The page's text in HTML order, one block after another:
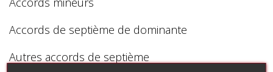
Accords de septième de dominante
Autres accords de septième